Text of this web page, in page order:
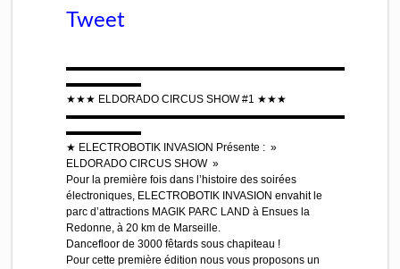
Tweet
▬▬▬▬▬▬▬▬▬▬▬▬▬▬▬▬▬▬▬▬▬▬▬▬▬▬
▬▬▬▬▬▬▬
★★★ ELDORADO CIRCUS SHOW #1 ★★★
▬▬▬▬▬▬▬▬▬▬▬▬▬▬▬▬▬▬▬▬▬▬▬▬▬▬
▬▬▬▬▬▬▬
★ ELECTROBOTIK INVASION Présente : »
ELDORADO CIRCUS SHOW »
Pour la première fois dans l’histoire des soirées
électroniques, ELECTROBOTIK INVASION envahit le
parc d’attractions MAGIK PARC LAND à Ensues la
Redonne, à 20 km de Marseille.
Dancefloor de 3000 fêtards sous chapiteau !
Pour cette première édition nous vous proposons un